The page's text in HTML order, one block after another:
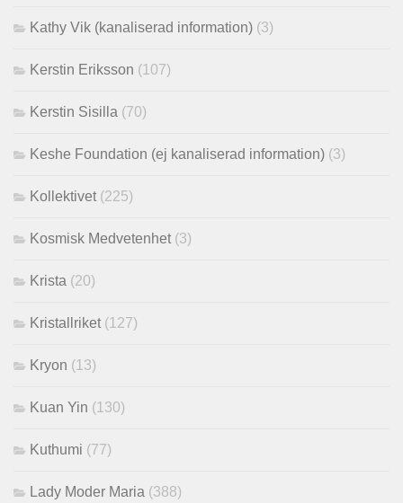
Kathy Vik (kanaliserad information) (3)
Kerstin Eriksson (107)
Kerstin Sisilla (70)
Keshe Foundation (ej kanaliserad information) (3)
Kollektivet (225)
Kosmisk Medvetenhet (3)
Krista (20)
Kristallriket (127)
Kryon (13)
Kuan Yin (130)
Kuthumi (77)
Lady Moder Maria (388)